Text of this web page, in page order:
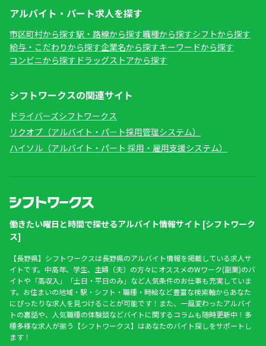
アルバイト・パート求人を探す
市区町村から探す駅・路線から探す職種から探すシフトから探す
給与・こだわりから探す企業名から探すキーワードから探す
コンビニから探す ドラッグストアから探す
シフトワークスの関連サイト
ドライバーズシフトワークス
リクオプ（アルバイト・パート採用管理システム）
ハイソル（アルバイト・パート 採用・雇用支援システム）
働きたい曜日と時間で探せるアルバイト情報サイト [シフトワーク
ス]
【長野県】シフトワークスは長野県のアルバイト情報を掲載している求人サ
イトです。中高年、学生、主婦（夫）の方々にオススメのWワーク(副業)のバ
イトや「高収入」「土日・平日のみ」など人気条件のお仕事も充実していま
す。お住まいの地域・駅・シフト・職種・時給など豊富な検索軸からあなた
にぴったりな求人を見つけることが可能です！また、一風変わったアルバイ
トの裏話や、人気職種の体験談などバイトに関するコラムも随時更新中！多
種多様な求人が揃う【シフトワークス】はあなたのバイト探しをサポートし
ます！